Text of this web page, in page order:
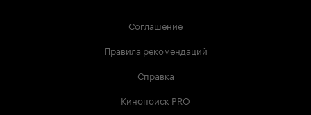
Соглашение
Правила рекомендаций
Справка
Кинопоиск PRO